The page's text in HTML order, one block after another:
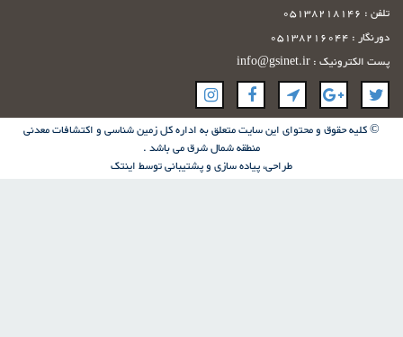
تلفن : 05138218146
دورنگار : 05138216044
پست الکترونیک : info@gsinet.ir
© کلیه حقوق و محتوای این سایت متعلق به اداره کل زمین شناسی و اکتشافات معدنی
منطقه شمال شرق می باشد .
طراحی، پیاده سازی و پشتیبانی توسطاینتک